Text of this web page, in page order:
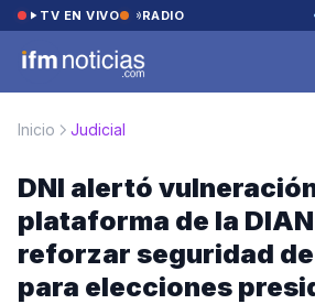
Saltar al contenido
TV EN VIVO RADIO
Inicio Judicial
DNI alertó
plataforma de la
reforzar seguridad
para elecciones